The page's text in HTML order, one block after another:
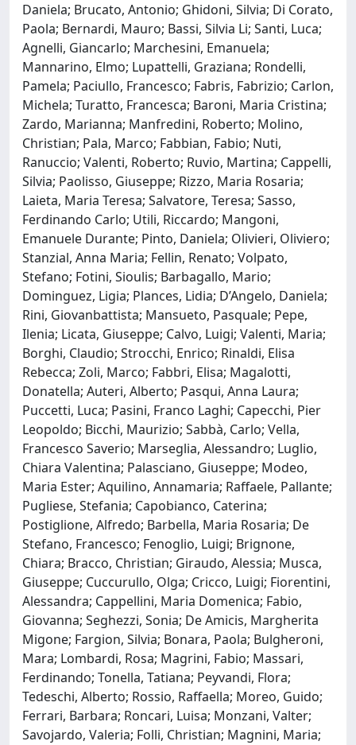
Daniela; Brucato, Antonio; Ghidoni, Silvia; Di Corato,
Paola; Bernardi, Mauro; Bassi, Silvia Li; Santi, Luca;
Agnelli, Giancarlo; Marchesini, Emanuela;
Mannarino, Elmo; Lupattelli, Graziana; Rondelli,
Pamela; Paciullo, Francesco; Fabris, Fabrizio; Carlon,
Michela; Turatto, Francesca; Baroni, Maria Cristina;
Zardo, Marianna; Manfredini, Roberto; Molino,
Christian; Pala, Marco; Fabbian, Fabio; Nuti,
Ranuccio; Valenti, Roberto; Ruvio, Martina; Cappelli,
Silvia; Paolisso, Giuseppe; Rizzo, Maria Rosaria;
Laieta, Maria Teresa; Salvatore, Teresa; Sasso,
Ferdinando Carlo; Utili, Riccardo; Mangoni,
Emanuele Durante; Pinto, Daniela; Olivieri, Oliviero;
Stanzial, Anna Maria; Fellin, Renato; Volpato,
Stefano; Fotini, Sioulis; Barbagallo, Mario;
Dominguez, Ligia; Plances, Lidia; D’Angelo, Daniela;
Rini, Giovanbattista; Mansueto, Pasquale; Pepe,
Ilenia; Licata, Giuseppe; Calvo, Luigi; Valenti, Maria;
Borghi, Claudio; Strocchi, Enrico; Rinaldi, Elisa
Rebecca; Zoli, Marco; Fabbri, Elisa; Magalotti,
Donatella; Auteri, Alberto; Pasqui, Anna Laura;
Puccetti, Luca; Pasini, Franco Laghi; Capecchi, Pier
Leopoldo; Bicchi, Maurizio; Sabbà, Carlo; Vella,
Francesco Saverio; Marseglia, Alessandro; Luglio,
Chiara Valentina; Palasciano, Giuseppe; Modeo,
Maria Ester; Aquilino, Annamaria; Raffaele, Pallante;
Pugliese, Stefania; Capobianco, Caterina;
Postiglione, Alfredo; Barbella, Maria Rosaria; De
Stefano, Francesco; Fenoglio, Luigi; Brignone,
Chiara; Bracco, Christian; Giraudo, Alessia; Musca,
Giuseppe; Cuccurullo, Olga; Cricco, Luigi; Fiorentini,
Alessandra; Cappellini, Maria Domenica; Fabio,
Giovanna; Seghezzi, Sonia; De Amicis, Margherita
Migone; Fargion, Silvia; Bonara, Paola; Bulgheroni,
Mara; Lombardi, Rosa; Magrini, Fabio; Massari,
Ferdinando; Tonella, Tatiana; Peyvandi, Flora;
Tedeschi, Alberto; Rossio, Raffaella; Moreo, Guido;
Ferrari, Barbara; Roncari, Luisa; Monzani, Valter;
Savojardo, Valeria; Folli, Christian; Magnini, Maria;